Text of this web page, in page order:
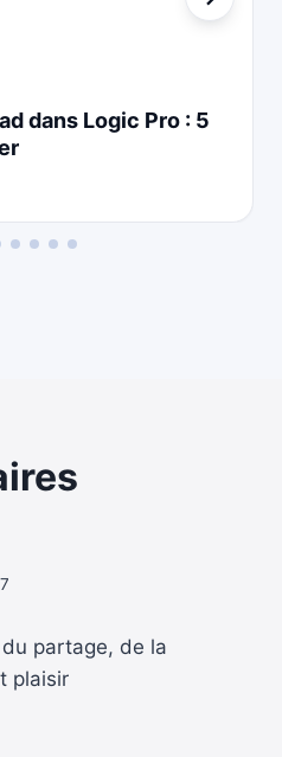
dans Logic Pro : 5
partage, de la
plaisir